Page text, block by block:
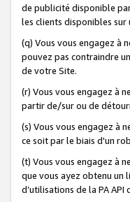
de publicité disponible
les clients disponibles sur
(q) Vous vous engagez à
pouvez pas contraindre
de votre Site.
(r) Vous vous engagez à
partir de/sur ou de
(s) Vous vous engagez à
ce soit par le biais d'un
(t) Vous vous engagez à
que vous ayez obtenu un
d’utilisations de la PA API